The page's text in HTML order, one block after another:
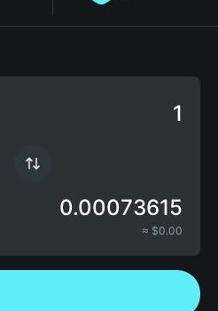
0.00073615
≈ $0.00